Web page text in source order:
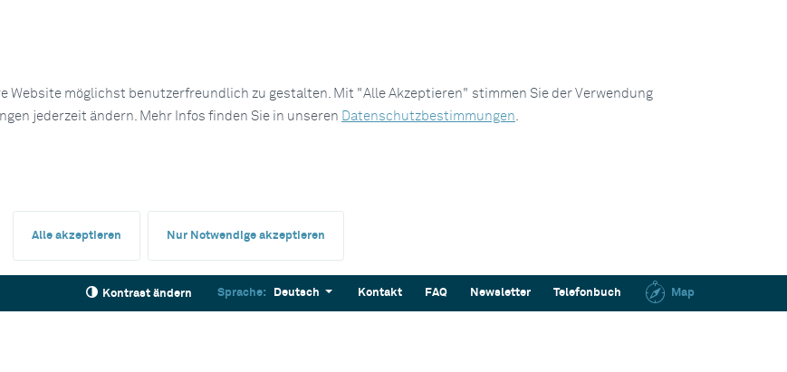
Website möglichst benutzerfreundlich zu gestalten. Mit "Alle Akzeptieren" stimmen Sie der Verwendung
jederzeit ändern. Mehr Infos finden Sie in unseren Datenschutzbestimmungen.
Alle akzeptieren Nur Notwendige akzeptieren
Kontrast ändern Sprache: Deutsch Kontakt FAQ Newsletter Telefonbuch Map